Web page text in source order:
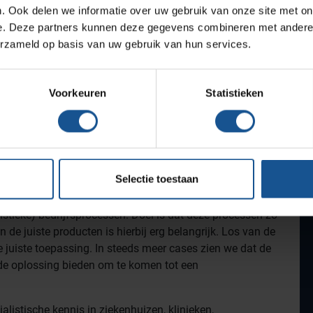
Ook delen we informatie over uw gebruik van onze site met
Deze partners kunnen deze gegevens combineren met
op basis van uw gebruik van hun services.
Voorkeuren Statistieken
Selectie toestaan
LECCRP8
Lees meer
van totaaloplossingen, producten maken
bedrijfsprocessen. Doel is dat deze processen zo
de juiste producten is hierbij erg belangrijk. Los van de
toepassing. In steeds meer cases zien we dat de
oplossing bieden om te komen tot een
kennis in ziekenhuizen, klinieken,
Werkplekinrichting
Assortiment